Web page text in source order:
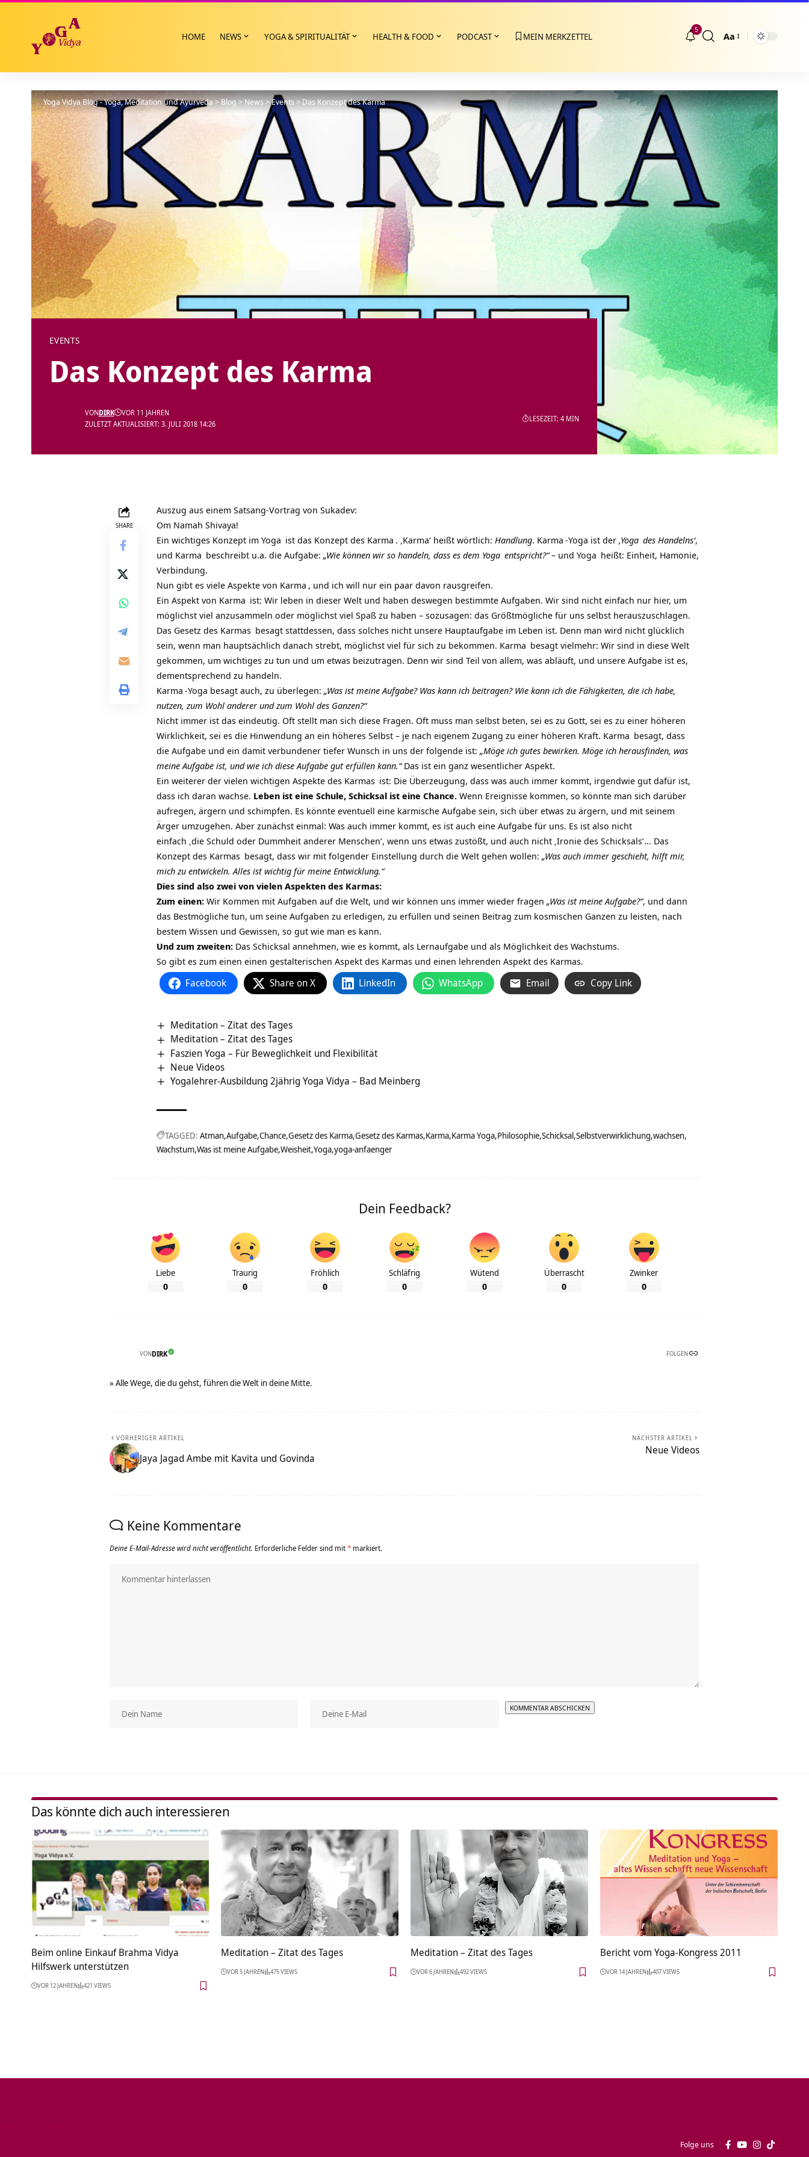
HOME NEWS YOGA & SPIRITUALITÄT HEALTH & FOOD PODCAST MEIN MERKZETTEL
5
Größenänderung
Aa
Yoga Vidya Blog - Yoga, Meditation und Ayurveda>Blog>News>Events>Das Konzept des Karma
EVENTS
Das Konzept des Karma
ZULETZT AKTUALISIERT: 3. JULI 2018 14:26
VONDIRK VOR 11 JAHREN
LESEZEIT: 4 MIN
SHARE
Auszug aus einem Satsang-Vortrag von Sukadev:
Om Namah Shivaya!
Ein wichtiges Konzept im Yoga ist das Konzept des Karma . ‚Karma‘ heißt wörtlich: Handlung. Karma -Yoga ist der ‚Yoga des Handelns‘,
und Karma beschreibt u.a. die Aufgabe: „Wie können wir so handeln, dass es dem Yoga entspricht?“– und Yoga heißt: Einheit, Hamonie,
Verbindung.
Nun gibt es viele Aspekte von Karma , und ich will nur ein paar davon rausgreifen.
Ein Aspekt von Karma ist: Wir leben in dieser Welt und haben deswegen bestimmte Aufgaben. Wir sind nicht einfach nur hier, um
möglichst viel anzusammeln oder möglichst viel Spaß zu haben – sozusagen: das Größtmögliche für uns selbst herauszuschlagen.
Das Gesetz des Karmas besagt stattdessen, dass solches nicht unsere Hauptaufgabe im Leben ist. Denn man wird nicht glücklich
sein, wenn man hauptsächlich danach strebt, möglichst viel für sich zu bekommen. Karma besagt vielmehr: Wir sind in diese Welt
gekommen, um wichtiges zu tun und um etwas beizutragen. Denn wir sind Teil von allem, was abläuft, und unsere Aufgabe ist es,
dementsprechend zu handeln.
Karma -Yoga besagt auch, zu überlegen: „Was ist meine Aufgabe? Was kann ich beitragen? Wie kann ich die Fähigkeiten, die ich habe,
nutzen, zum Wohl anderer und zum Wohl des Ganzen?“
Nicht immer ist das eindeutig. Oft stellt man sich diese Fragen. Oft muss man selbst beten, sei es zu Gott, sei es zu einer höheren
Wirklichkeit, sei es die Hinwendung an ein höheres Selbst – je nach eigenem Zugang zu einer höheren Kraft. Karma besagt, dass
die Aufgabe und ein damit verbundener tiefer Wunsch in uns der folgende ist: „Möge ich gutes bewirken. Möge ich herausfinden, was
meine Aufgabe ist, und wie ich diese Aufgabe gut erfüllen kann.“Das ist ein ganz wesentlicher Aspekt.
Ein weiterer der vielen wichtigen Aspekte des Karmas ist: Die Überzeugung, dass was auch immer kommt, irgendwie gut dafür ist,
dass ich daran wachse. Leben ist eine Schule, Schicksal ist eine Chance. Wenn Ereignisse kommen, so könnte man sich darüber
aufregen, ärgern und schimpfen. Es könnte eventuell eine karmische Aufgabe sein, sich über etwas zu ärgern, und mit seinem
Ärger umzugehen. Aber zunächst einmal: Was auch immer kommt, es ist auch eine Aufgabe für uns. Es ist also nicht
einfach ‚die Schuld oder Dummheit anderer Menschen‘, wenn uns etwas zustößt, und auch nicht ‚Ironie des Schicksals’… Das
Konzept des Karmas besagt, dass wir mit folgender Einstellung durch die Welt gehen wollen: „Was auch immer geschieht, hilft mir,
mich zu entwickeln. Alles ist wichtig für meine Entwicklung.“
Dies sind also zwei von vielen Aspekten des Karmas:
Zum einen: Wir Kommen mit Aufgaben auf die Welt, und wir können uns immer wieder fragen „Was ist meine Aufgabe?“, und dann
das Bestmögliche tun, um seine Aufgaben zu erledigen, zu erfüllen und seinen Beitrag zum kosmischen Ganzen zu leisten, nach
bestem Wissen und Gewissen, so gut wie man es kann.
Und zum zweiten: Das Schicksal annehmen, wie es kommt, als Lernaufgabe und als Möglichkeit des Wachstums.
So gibt es zum einen einen gestalterischen Aspekt des Karmas und einen lehrenden Aspekt des Karmas.
Facebook Share on X LinkedIn WhatsApp Email Copy Link
Meditation – Zitat des Tages
Meditation – Zitat des Tages
Faszien Yoga – Für Beweglichkeit und Flexibilität
Neue Videos
Yogalehrer-Ausbildung 2jährig Yoga Vidya – Bad Meinberg
TAGGED: Atman Aufgabe Chance Gesetz des Karma Gesetz des Karmas Karma Karma Yoga Philosophie Schicksal Selbstverwirklichung wachsen
Wachstum Was ist meine Aufgabe Weisheit Yoga yoga-anfaenger
Dein Feedback?
Liebe
0
Traurig
0
Fröhlich
0
Schläfrig
0
Wütend
0
Überrascht
0
Zwinker
0
VONDIRK FOLGEN
» Alle Wege, die du gehst, führen die Welt in deine Mitte.
VORHERIGER ARTIKEL
Jaya Jagad Ambe mit Kavita und Govinda
NÄCHSTER ARTIKEL
Neue Videos
Keine Kommentare
Deine E-Mail-Adresse wird nicht veröffentlicht. Erforderliche Felder sind mit* markiert.
Das könnte dich auch interessieren
Beim online Einkauf Brahma Vidya
Hilfswerk unterstützen
VOR 12 JAHREN 421 VIEWS
Meditation – Zitat des Tages
VOR 5 JAHREN 475 VIEWS
Meditation – Zitat des Tages
VOR 6 JAHREN 492 VIEWS
Bericht vom Yoga-Kongress 2011
VOR 14 JAHREN 407 VIEWS
Folge uns